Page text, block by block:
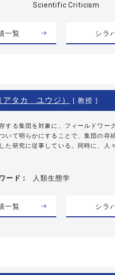
Scientific Criticism
一覧 シラ
タカ ユウジ） [ 教授 ]
する集団を対象に、フィールドワー
いて明らかにすることで、集団の存
た研究に従事している。同時に、人
ード 人類生態学
一覧 シラ